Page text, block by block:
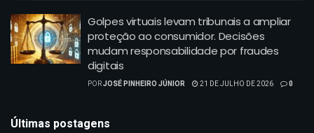
Golpes virtuais levam tribunais a ampliar
proteção ao consumidor. Decisões
mudam responsabilidade por fraudes
digitais
PORJOSÉ PINHEIRO JÚNIOR 21 DE JULHO DE 2026 0
Últimas postagens